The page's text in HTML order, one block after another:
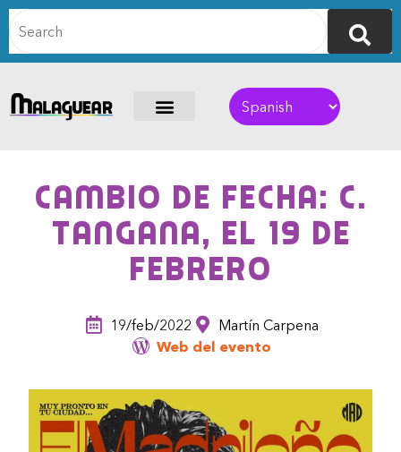
Cambio de fecha: C.
Tangana, el 19 de
febrero
19/feb/2022
Martín Carpena
Web del evento